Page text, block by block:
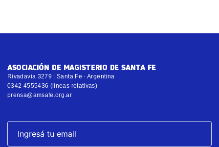
ASOCIACIÓN DE MAGISTERIO DE SANTA FE
Rivadavia 3279 | Santa Fe · Argentina
0342 4555436 (líneas rotativas)
prensa@amsafe.org.ar